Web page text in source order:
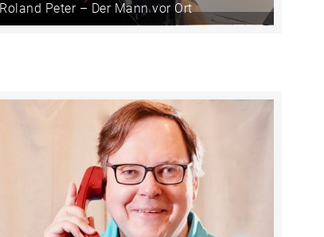
Roland Peter – Der Mann vor Ort